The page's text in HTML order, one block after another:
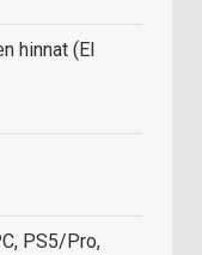
hinnat (EI
PS5/Pro,